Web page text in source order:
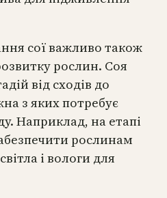
сої важливо також
рослин. Соя
від сходів до
з яких потребує
Наприклад, на етапі
рослинам
і вологи для